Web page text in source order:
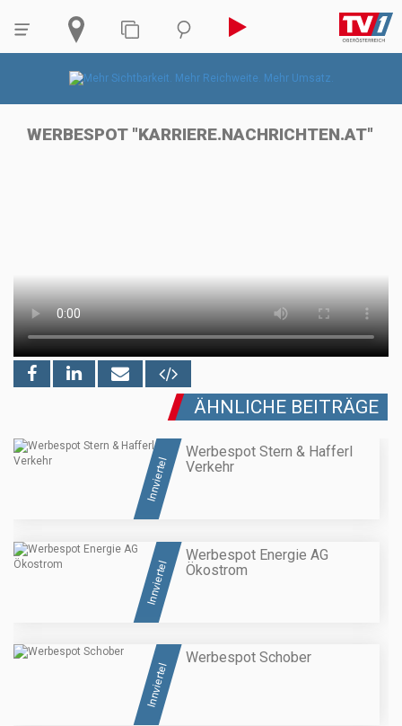
WERBESPOT "KARRIERE.NACHRICHTEN.AT"
ÄHNLICHE BEITRÄGE
Innviertel
Werbespot Stern & Hafferl
Verkehr
Innviertel
Werbespot Energie AG
Ökostrom
Innviertel
Werbespot Schober